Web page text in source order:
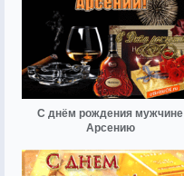
С днём рождения мужчине
Арсению